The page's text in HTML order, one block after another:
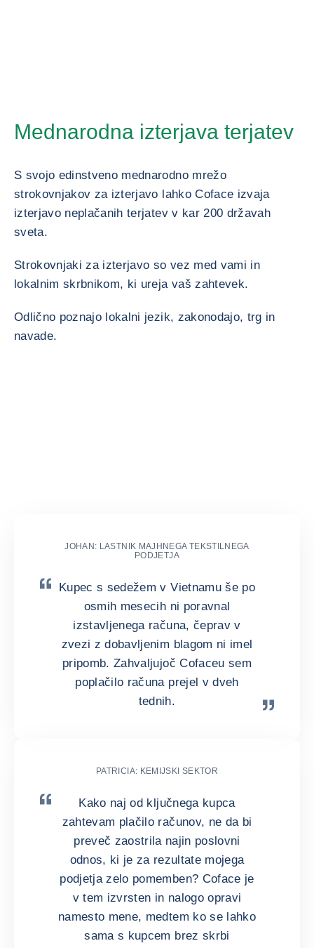
Mednarodna izterjava terjatev
S svojo edinstveno mednarodno mrežo
strokovnjakov za izterjavo lahko Coface izvaja
izterjavo neplačanih terjatev v kar 200 državah
sveta.
Strokovnjaki za izterjavo so vez med vami in
lokalnim skrbnikom, ki ureja vaš zahtevek.
Odlično poznajo lokalni jezik, zakonodajo, trg in
navade.
JOHAN: LASTNIK MAJHNEGA TEKSTILNEGA
PODJETJA
Kupec s sedežem v Vietnamu še po
osmih mesecih ni poravnal
izstavljenega računa, čeprav v
zvezi z dobavljenim blagom ni imel
pripomb. Zahvaljujoč Cofaceu sem
poplačilo računa prejel v dveh
tednih.
PATRICIA: KEMIJSKI SEKTOR
Kako naj od ključnega kupca
zahtevam plačilo računov, ne da bi
preveč zaostrila najin poslovni
odnos, ki je za rezultate mojega
podjetja zelo pomemben? Coface je
v tem izvrsten in nalogo opravi
namesto mene, medtem ko se lahko
sama s kupcem brez skrbi